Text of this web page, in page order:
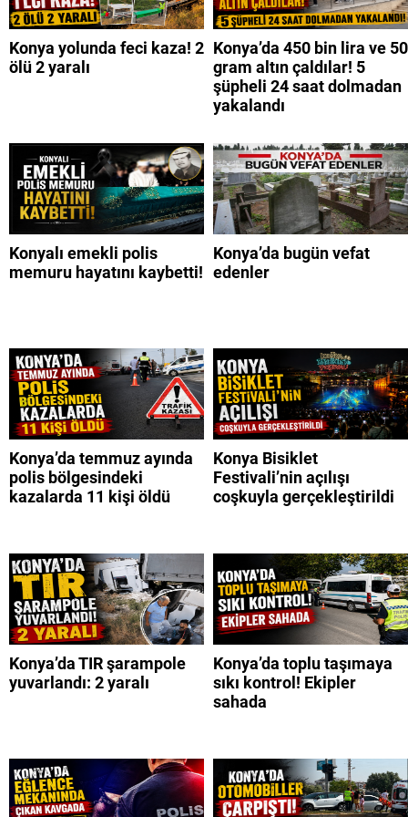
Konya yolunda feci kaza! 2
ölü 2 yaralı
Konya’da 450 bin lira ve 50
gram altın çaldılar! 5
şüpheli 24 saat dolmadan
yakalandı
Konyalı emekli polis
memuru hayatını kaybetti!
Konya’da bugün vefat
edenler
Konya’da temmuz ayında
polis bölgesindeki
kazalarda 11 kişi öldü
Konya Bisiklet
Festivali’nin açılışı
coşkuyla gerçekleştirildi
Konya’da TIR şarampole
yuvarlandı: 2 yaralı
Konya’da toplu taşımaya
sıkı kontrol! Ekipler
sahada